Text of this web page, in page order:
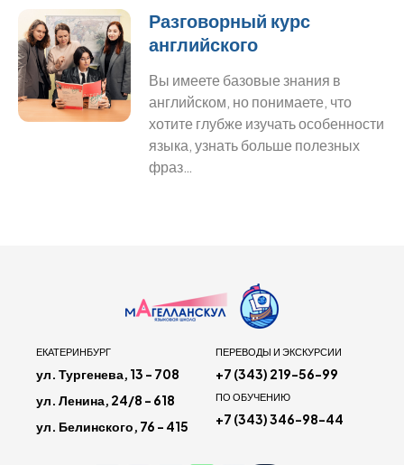
Разговорный курс
английского
Вы имеете базовые знания в
английском, но понимаете, что
хотите глубже изучать особенности
языка, узнать больше полезных
фраз…
ЕКАТЕРИНБУРГ
ул. Тургенева, 13 - 708
ул. Ленина, 24/8 - 618
ул. Белинского, 76 - 415
ПЕРЕВОДЫ И ЭКСКУРСИИ
+7 (343) 219-56-99
ПО ОБУЧЕНИЮ
+7 (343) 346-98-44